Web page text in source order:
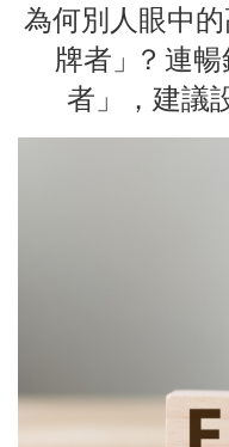
為何別人眼中
牌者」? 連
者」，建議